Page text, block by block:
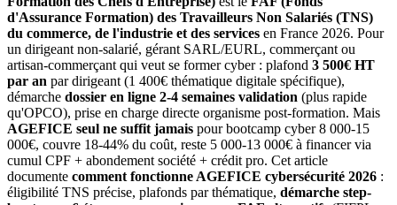
d'Assurance Formation) des Travailleurs Non Salariés (TNS)
du commerce, de l'industrie et des services en France 2026. Pour
un dirigeant non-salarié, gérant SARL/EURL, commerçant ou
artisan-commerçant qui veut se former cyber : plafond 3 500€ HT
par an par dirigeant (1 400€ thématique digitale spécifique),
démarche dossier en ligne 2-4 semaines validation (plus rapide
qu'OPCO), prise en charge directe organisme post-formation. Mais
AGEFICE seul ne suffit jamais pour bootcamp cyber 8 000-15
000€, couvre 18-44% du coût, reste 5 000-13 000€ à financer via
cumul CPF + abondement société + crédit pro. Cet article
documente comment fonctionne AGEFICE cybersécurité 2026 :
éligibilité TNS précise, plafonds par thématique, démarche step-